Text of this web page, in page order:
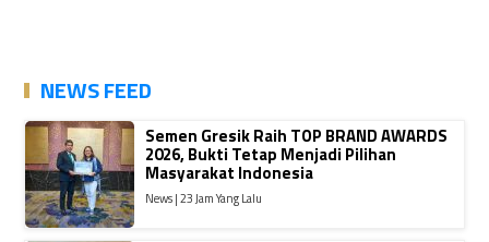
NEWS FEED
Semen Gresik Raih TOP BRAND AWARDS
2026, Bukti Tetap Menjadi Pilihan
Masyarakat Indonesia
News | 23 Jam Yang Lalu